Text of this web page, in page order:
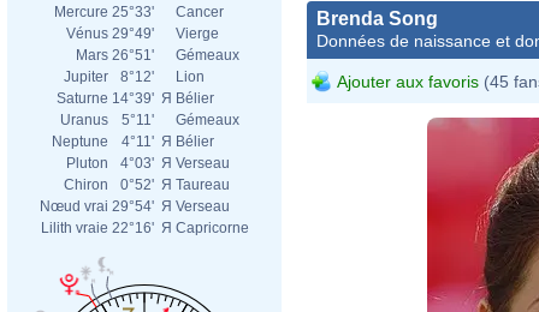
Mercure 25°33'
Cancer
Vénus 29°49'
Vierge
Mars 26°51'
Gémeaux
Jupiter
8°12'
Lion
Saturne 14°39' Я Bélier
Uranus
5°11'
Gémeaux
Neptune
4°11' Я Bélier
Pluton
4°03' Я Verseau
Chiron
0°52' Я Taureau
Nœud vrai 29°54' Я Verseau
Lilith vraie 22°16' Я Capricorne
Brenda Song
Données de naissance et
Ajouter aux favoris (45